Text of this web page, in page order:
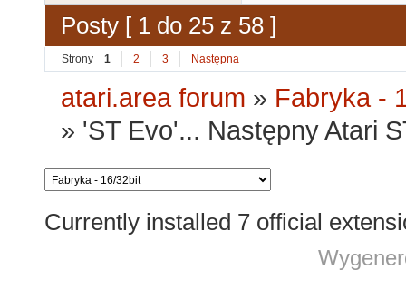
Posty [ 1 do 25 z 58 ]
Strony 1 2 3 Następna
atari.area forum » Fabryka -
» 'ST Evo'... Następny Atari
Currently installed 7 official